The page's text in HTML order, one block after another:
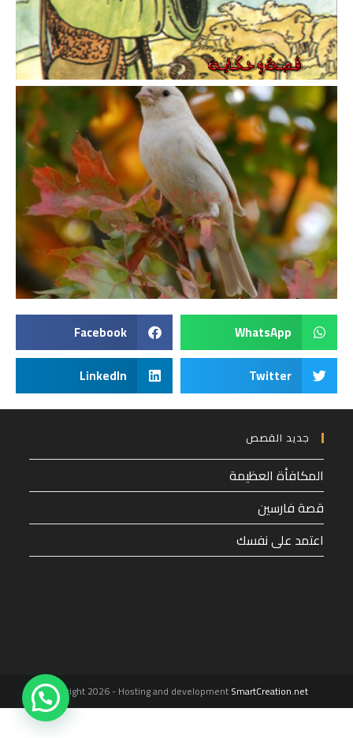
WhatsApp
Facebook
Twitter
LinkedIn
جديد القصص
المكافأة العظيمة
قصة فارسين
اعتمد على نفسك
Copyright 2026 - Hosting and developmentSmartCreation.net
1